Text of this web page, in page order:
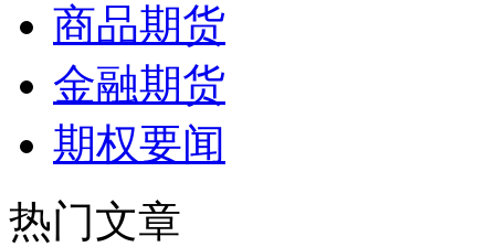
商品期货
金融期货
期权要闻
热门文章